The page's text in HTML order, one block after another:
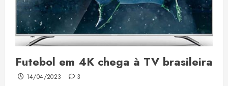
Futebol em 4K chega à TV brasileira
14/04/2023 3